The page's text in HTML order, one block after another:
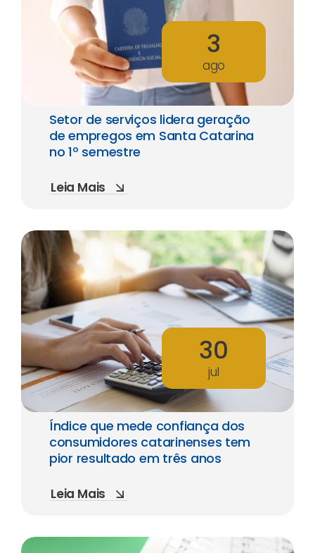
3
ago
Setor de serviços lidera geração
de empregos em Santa Catarina
no 1º semestre
Leia Mais
30
jul
Índice que mede confiança dos
consumidores catarinenses tem
pior resultado em três anos
Leia Mais